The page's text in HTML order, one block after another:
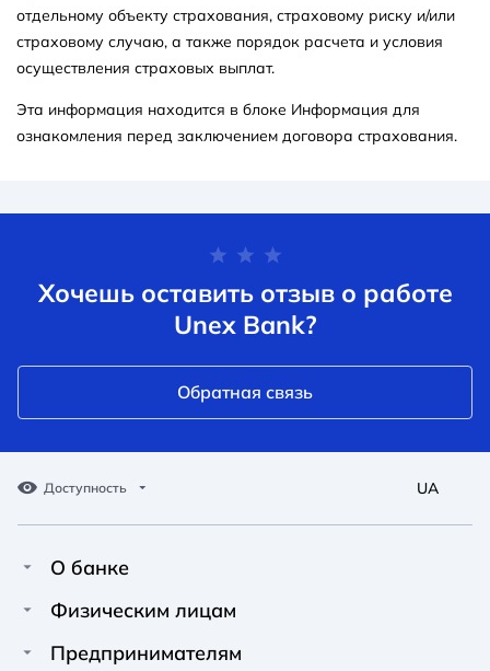
отдельному объекту страхования, страховому риску и/или
страховому случаю, а также порядок расчета и условия
осуществления страховых выплат.
Эта информация находится в блоке Информация для
ознакомления перед заключением договора страхования.
Хочешь оставить отзыв о работе
Unex Bank?
Обратная связь
Доступность
A A
Обычный
A A
Средний
A A
Большой
UA
О банке
Про Unex Bank
Физическим лицам
Кредиты
Предпринимателям